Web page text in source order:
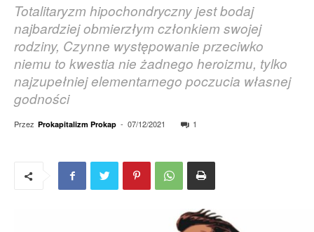
Totalitaryzm hipochondryczny jest bodaj
najbardziej obmierzłym członkiem swojej
rodziny, Czynne występowanie przeciwko
niemu to kwestia nie żadnego heroizmu, tylko
najzupełniej elementarnego poczucia własnej
godności
Przez Prokapitalizm Prokap - 07/12/2021 1